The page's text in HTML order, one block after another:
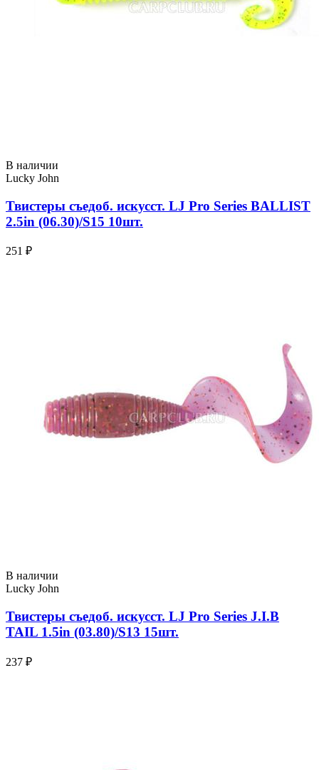
В наличии
Lucky John
Твистеры съедоб. искусст. LJ Pro Series BALLIST
2.5in (06.30)/S15 10шт.
251 ₽
В наличии
Lucky John
Твистеры съедоб. искусст. LJ Pro Series J.I.B
TAIL 1.5in (03.80)/S13 15шт.
237 ₽